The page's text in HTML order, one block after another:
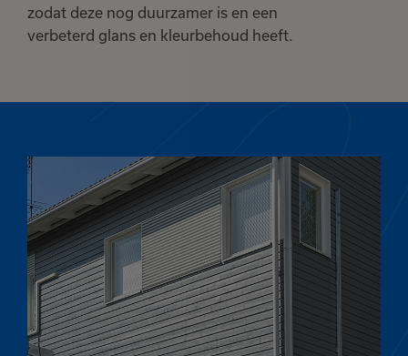
zodat deze nog duurzamer is en een
verbeterd glans en kleurbehoud heeft.